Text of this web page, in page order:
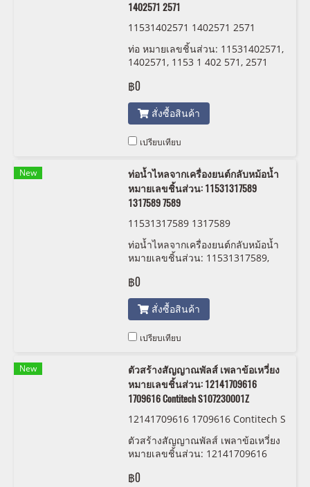
1402571 2571
11531402571 1402571 2571
ท่อ หมายเลขชิ้นส่วน: 11531402571,
1402571, 1153 1 402 571, 2571
฿0
สั่งซื้อสินค้า
เปรียบเทียบ
New
ท่อน้ำไหลจากเครื่องยนต์กลับหม้อน้ำ
หมายเลขชิ้นส่วน: 11531317589
1317589 7589
11531317589 1317589
ท่อน้ำไหลจากเครื่องยนต์กลับหม้อน้ำ
หมายเลขชิ้นส่วน: 11531317589,
฿0
สั่งซื้อสินค้า
เปรียบเทียบ
New
ตัวสร้างสัญญาณพัลส์ เพลาข้อเหวี่ยง
หมายเลขชิ้นส่วน: 12141709616
1709616 Contitech S107230001Z
12141709616 1709616 Contitech S
ตัวสร้างสัญญาณพัลส์ เพลาข้อเหวี่ยง
หมายเลขชิ้นส่วน: 12141709616
฿0